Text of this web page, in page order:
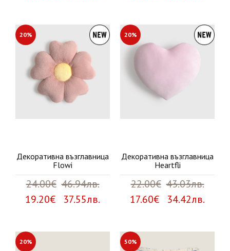
20%
Декоративна възглавница
Flowi
24.00€ 46.94лв.
19.20€ 37.55лв.
20%
Декоративна възглавница
Heartfli
22.00€ 43.03лв.
17.60€ 34.42лв.
20% 50%